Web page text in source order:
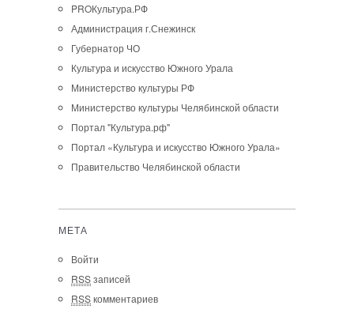
PROКультура.РФ
Администрация г.Снежинск
Губернатор ЧО
Культура и искусство Южного Урала
Министерство культуры РФ
Министерство культуры Челябинской области
Портал "Культура.рф"
Портал «Культура и искусство Южного Урала»
Правительство Челябинской области
МЕТА
Войти
RSSзаписей
RSSкомментариев